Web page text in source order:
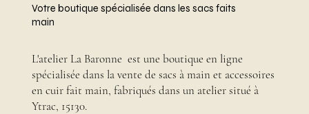
Votre boutique spécialisée dans les sacs faits
main
L'atelier La Baronne est une boutique en ligne
spécialisée dans la vente de sacs à main et accessoires
en cuir fait main, fabriqués dans un atelier situé à
Ytrac, 15130.